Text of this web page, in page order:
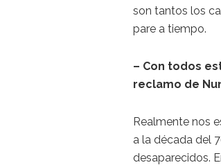
son tantos los
pare a tiempo.
– Con todos
reclamo de
Realmente nos
a la década del
desaparecidos.